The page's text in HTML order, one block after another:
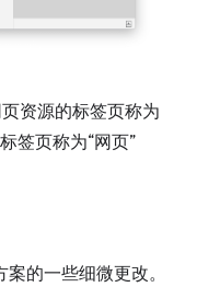
资源的标签页称为
签页称为“网页”
的一些细微更改。